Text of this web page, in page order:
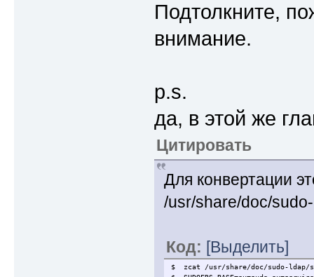
sudoers:
Подтолкните,
внимание.
p.s.
да, в этой же
Цитировать
Для конвертации
/usr/share/doc/
Код: [Выделить]
$ zcat /usr/share/doc/sudo-ldap/